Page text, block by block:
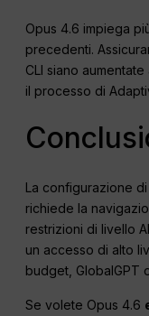
Opus 4.6 impiega
precedenti.
CLI siano
il processo di
La configurazione
richiede la
restrizioni di livello
un accesso di alto
budget, GlobalGPT
Se volete Opus 4.6